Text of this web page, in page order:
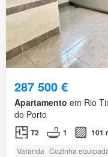
287 500 €
Apartamento em Rio
do Porto
T2 1 101
Varanda Cozinha